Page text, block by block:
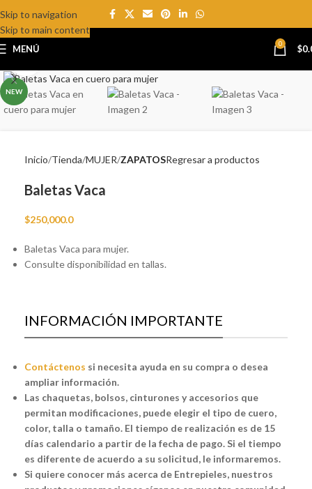
Skip to navigation
Skip to main content
MENÚ 0 $
NEW
Inicio Tienda MUJER ZAPATOSRegresar a productos
Baletas Vaca
$250,000.0
Baletas Vaca para mujer.
Consulte disponibilidad en tallas.
INFORMACIÓN IMPORTANTE
Contáctenos si necesita ayuda en su compra o desea
ampliar información.
Las chaquetas, bolsos, cinturones y accesorios que
permitan modificaciones, puede elegir el tipo de cuero,
color, talla o tamaño. El tiempo de realización es de 15
días calendario a partir de la fecha de pago. Si el tiempo
es diferente de acuerdo a su solicitud, le informaremos.
Si quiere conocer más acerca de Entrepieles, nuestros